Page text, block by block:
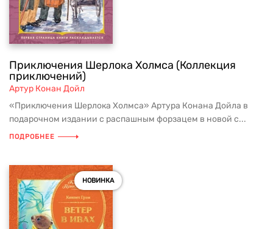
Приключения Шерлока Холмса (Коллекция
приключений)
Артур Конан Дойл
«Приключения Шерлока Холмса» Артура Конана Дойла в
подарочном издании с распашным форзацем в новой с...
ПОДРОБНЕЕ
НОВИНКА